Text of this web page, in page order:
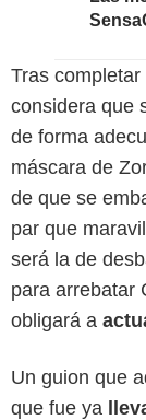
Tras
considera que
de forma
máscara de
de que se
par que
será la de
para arrebatar
obligará a
Un guion que
que fue ya